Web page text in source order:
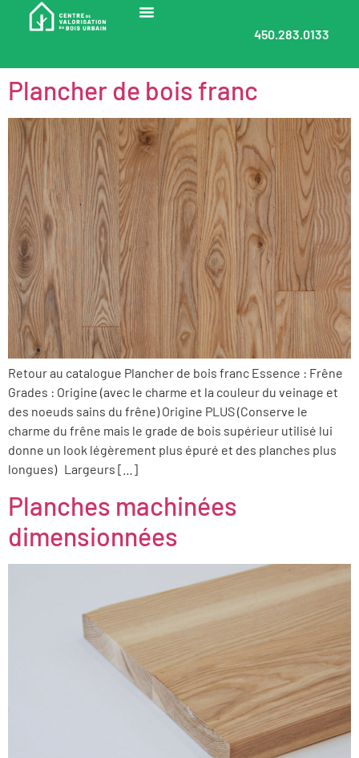
450.283.0133
Plancher de bois franc
Retour au catalogue Plancher de bois franc Essence : Frêne
Grades : Origine (avec le charme et la couleur du veinage et
des noeuds sains du frêne) Origine PLUS (Conserve le
charme du frêne mais le grade de bois supérieur utilisé lui
donne un look légèrement plus épuré et des planches plus
longues) Largeurs […]
Planches machinées
dimensionnées